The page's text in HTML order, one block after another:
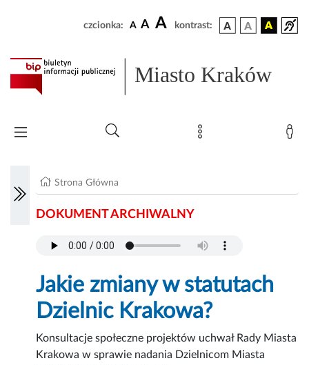
czcionka: A A A kontrast:
Miasto Kraków
Strona Główna
DOKUMENT ARCHIWALNY
Jakie zmiany w statutach
Dzielnic Krakowa?
Konsultacje społeczne projektów uchwał Rady Miasta
Krakowa w sprawie nadania Dzielnicom Miasta